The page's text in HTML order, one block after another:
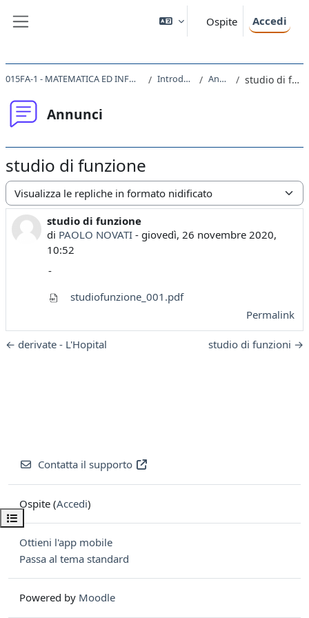
Ospite Accedi
Apri indice del corso
015FA-1 - MATEMATICA ED INFORMATICA 2020 Introduzione Annunci studio di funzione
Annunci
studio di funzione
Modalità visualizzazione
studio di funzione
di PAOLO NOVATI -giovedì, 26 novembre 2020,
10:52
Numero di risposte: 0
-
studiofunzione_001.pdf
Permalink
← derivate - L'Hopital studio di funzioni →
Contatta il supporto
Ospite (Accedi)
Ottieni l'app mobile
Passa al tema standard
Powered by Moodle